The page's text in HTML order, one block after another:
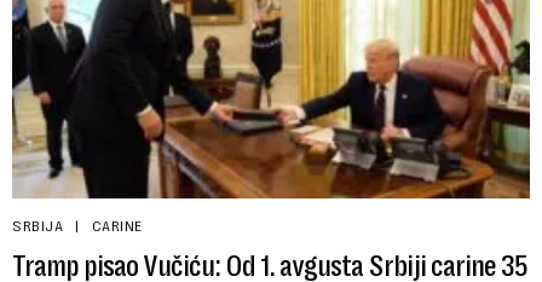
SRBIJA CARINE
Tramp pisao Vučiću: Od 1. avgusta Srbiji carine 35